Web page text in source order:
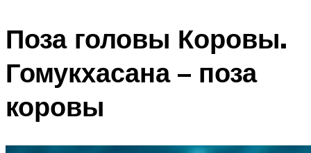
Поза головы Коровы.
Гомукхасана – поза
коровы